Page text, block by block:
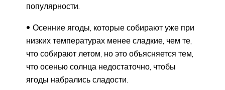
популярности.
Осенние ягоды, которые собирают уже при
низких температурах менее сладкие, чем те,
что собирают летом, но это объясняется тем,
что осенью солнца недостаточно, чтобы
ягоды набрались сладости.